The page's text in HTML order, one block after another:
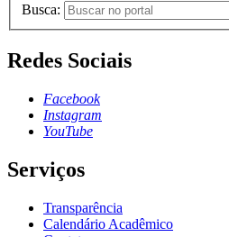
Busca:
Redes Sociais
Facebook
Instagram
YouTube
Serviços
Transparência
Calendário Acadêmico